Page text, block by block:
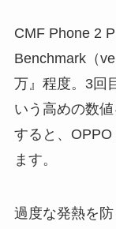
CMF Phone 2
Benchmark（
万』程度。3回
いう高めの数
すると、OPPO
ます。
過度な発熱を